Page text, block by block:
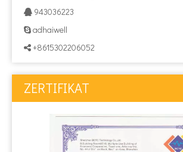
 943036223
 adhaiwell
 +8615302206052
ZERTIFIKAT